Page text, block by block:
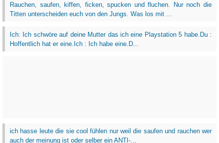
Rauchen, saufen, kiffen, ficken, spucken und fluchen. Nur noch die
Titten unterscheiden euch von den Jungs. Was los mit ...
Ich: Ich schwöre auf deine Mutter das ich eine Playstation 5 habe.Du :
Hoffentlich hat er eine.Ich : Ich habe eine.D...
ich hasse leute die sie cool fühlen nur weil die saufen und rauchen wer
auch der meinung ist oder selber ein ANTI-...